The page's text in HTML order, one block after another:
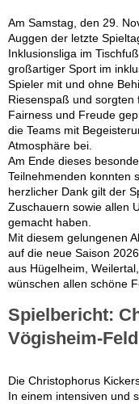
Am Samstag, den 29.
Auggen der letzte
Inklusionsliga im
großartiger Sport im
Spieler mit und ohne
Riesenspaß und sorgten
Fairness und Freude
die Teams mit
Atmosphäre bei.
Am Ende dieses
Teilnehmenden konnten
herzlicher Dank gilt der
Zuschauern sowie allen
gemacht haben.
Mit diesem gelungenen
auf die neue Saison
aus Hügelheim,
wünschen allen schöne
Spielbericht:
Vögisheim-
Die Christophorus
In einem intensiven und